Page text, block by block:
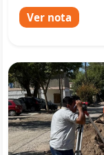
Ver nota